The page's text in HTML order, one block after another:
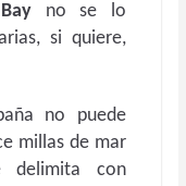
no se lo
si quiere,
no puede
millas de mar
delimita con